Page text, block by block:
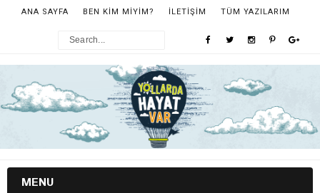
ANA SAYFA BEN KİM MİYİM? İLETİŞİM TÜM YAZILARIM
MENU